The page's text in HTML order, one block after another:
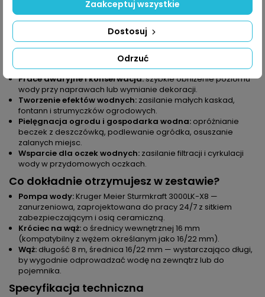
System sprawdza się w wielu sytuacjach, które napotykają
zarówno akwarystyczni pasjonaci, jak i właściciele ogrodów czy
Regularna podmiana wody w akwarium:odsysanie
brudnej wody i jednoczesne napełnianie świeżą bez
konieczności podnoszenia wiadra.
Prace awaryjne i konserwacja:szybkie obniżenie poziomu
wody przy naprawach lub wymianie dekoracji.
Tworzenie efektów wodnych: zasilanie małych kaskad,
fontann i strumyczków ogrodowych.
Pielęgnacja ogrodu i gospodarka wodna: opróżnianie
beczek z deszczówką, podlewanie ogródka, osuszanie
zalanych miejsc.
Wsparcie dla oczek wodnych: zasilanie filtracji i cyrkulacji
wody w przydomowych oczkach.
Co dokładnie otrzymujesz w zestawie?
Pompa wody:Kruger Meier Sturmkraft 3000LK-X8 —
zanurzeniowa, zaprojektowana do pracy 24/7 z sitkiem
zabezpieczającym i osią ceramiczną.
Króciec na wąż: o średnicy wewnętrznej 16 mm
(kompatybilny z wężem określanym jako 16/22 mm).
Wąż: długość 8 m, średnica 16/22 mm — wystarczająco długi,
by wygodnie odprowadzać wodę na zewnątrz lub do
pojemnika.
Specyfikacja techniczna
Odrzuć
Dostosuj
Zaakceptuj wszystkie